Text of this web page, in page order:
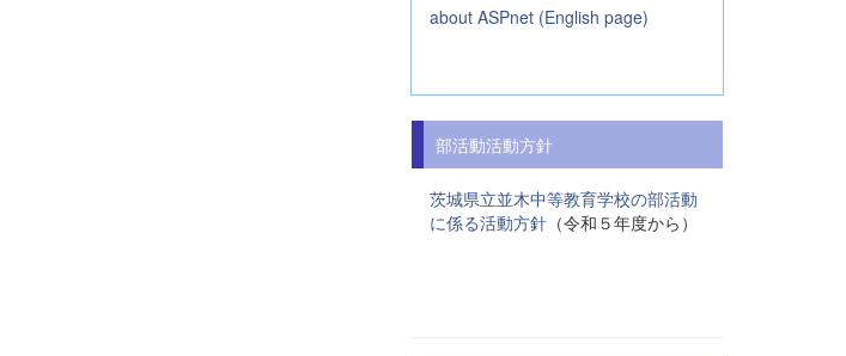
about ASPnet (English page)
部活動活動方針
茨城県立並木中等教育学校の部活動
に係る活動方針（令和５年度から）